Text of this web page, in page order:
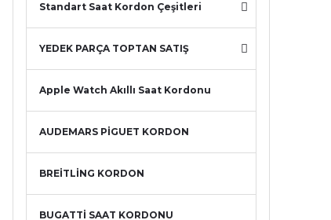
Standart Saat Kordon Çeşitleri
YEDEK PARÇA TOPTAN SATIŞ
Apple Watch Akıllı Saat Kordonu
AUDEMARS PİGUET KORDON
BREİTLİNG KORDON
BUGATTİ SAAT KORDONU